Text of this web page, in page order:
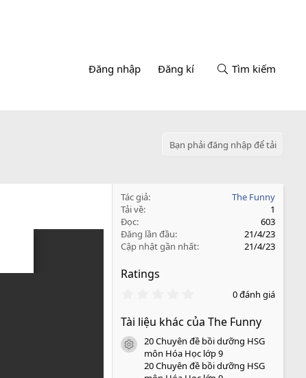
Đăng nhập Đăng kí Tìm kiếm
Bạn phải đăng nhập để tải
Tác giả
The Funny
Tải về
1
Đọc
603
Đăng lần đầu
21/4/23
Cập nhật gần nhất
21/4/23
Ratings
0
0
s
a
o
0 đánh giá
Tài liệu khác của The Funny
icon tài liệu
20 Chuyên đề bồi dưỡng HSG
môn Hóa Học lớp 9
20 Chuyên đề bồi dưỡng HSG